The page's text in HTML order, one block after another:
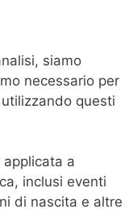
siamo
necessario per
questi
a
inclusi eventi
di nascita e altre